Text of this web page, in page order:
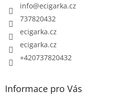
info@ecigarka.cz
737820432
ecigarka.cz
ecigarka.cz
+420737820432
Informace pro Vás